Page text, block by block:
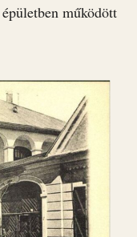
működött